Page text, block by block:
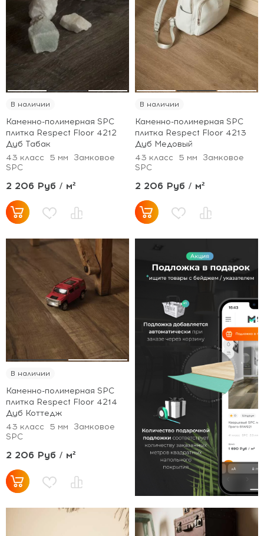
В наличии
Каменно-полимерная SPC
плитка Respect Floor 4212
Дуб Табак
43 класс
5 мм
Замковое
SPC
2 206 Руб / м²
В наличии
Каменно-полимерная SPC
плитка Respect Floor 4213
Дуб Медовый
43 класс
5 мм
Замковое
SPC
2 206 Руб / м²
В наличии
Каменно-полимерная SPC
плитка Respect Floor 4214
Дуб Коттедж
43 класс
5 мм
Замковое
SPC
2 206 Руб / м²